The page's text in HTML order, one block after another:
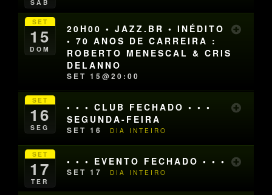
SÁB
SET
15
DOM
20H00 • JAZZ.BR • INÉDITO
• 70 ANOS DE CARREIRA :
ROBERTO MENESCAL & CRIS
DELANNO
SET 15@20:00
SET
16
SEG
• • • CLUB FECHADO • • •
SEGUNDA-FEIRA
SET 16 DIA INTEIRO
SET
17
TER
• • • EVENTO FECHADO • • •
SET 17 DIA INTEIRO